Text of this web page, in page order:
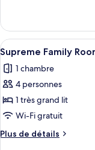
Supreme
Family
Room
Red
Level
Supreme
Family
Room
Red
Level
Afficher
toutes
les
photos
pour
ce
type
de
3
Supreme Family
1 chambre
4 personnes
1 très grand lit
Wi-Fi gratuit
Plus de détails
Plus